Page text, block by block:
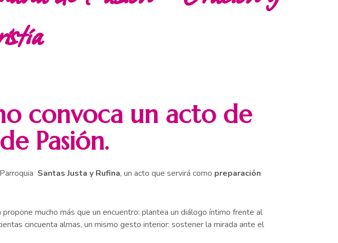
convoca un acto de
Pasión.
Santas Justa y Rufina, un acto que servirá como preparación
propone mucho más que un encuentro: plantea un diálogo íntimo frente al
cincuenta almas, un mismo gesto interior: sostener la mirada ante el